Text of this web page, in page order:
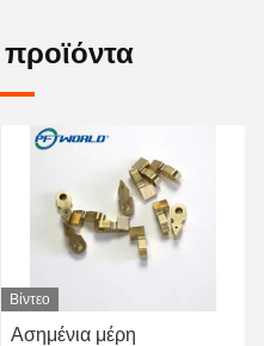
Βίντεο
Ασημένια μέρη